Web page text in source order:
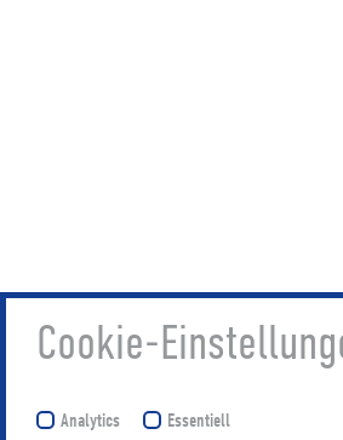
Cookie-
Analytics Essentiell